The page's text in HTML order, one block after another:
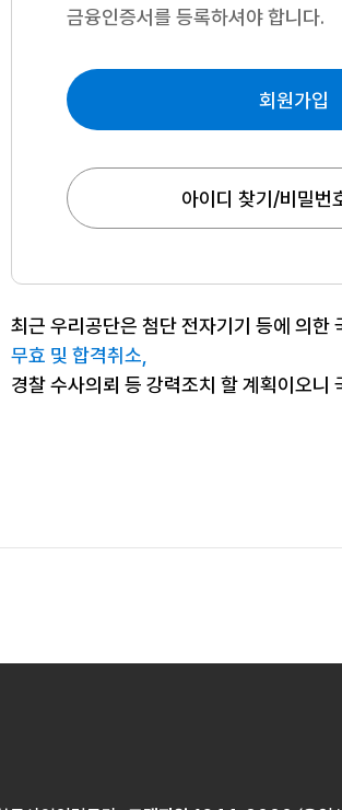
금융인증서를 등록하셔야 합니다.
회원가입
아이디 찾기/비밀번
최근 우리공단은 첨단 전자기기 등에 의한
무효 및 합격취소,
경찰 수사의뢰 등 강력조치 할 계획이오니